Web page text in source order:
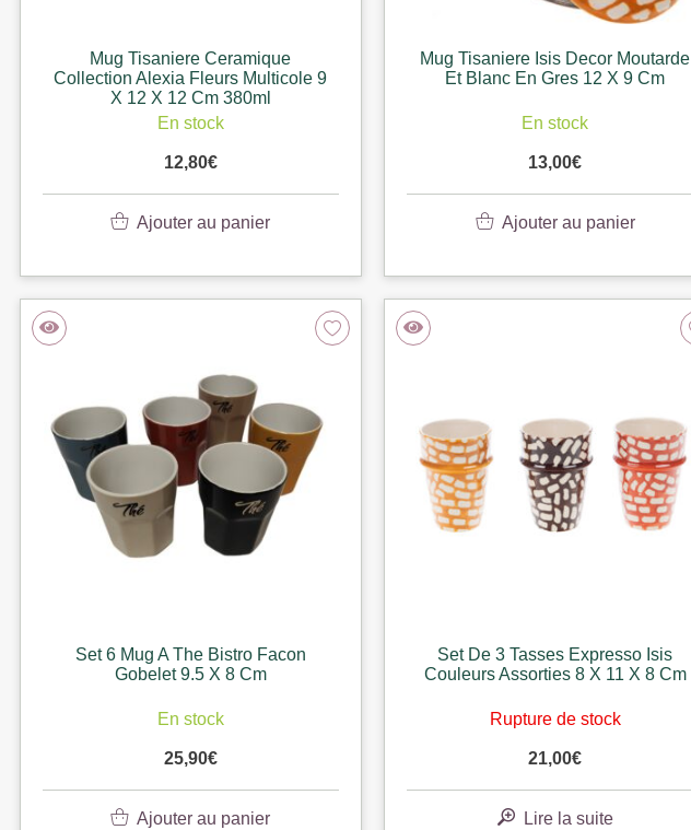
Mug Tisaniere Ceramique
Collection Alexia Fleurs Multicole 9
X 12 X 12 Cm 380ml
En stock
12,80€
Ajouter au panier
Mug Tisaniere Isis Decor Moutarde
Et Blanc En Gres 12 X 9 Cm
En stock
13,00€
Ajouter au panier
Set 6 Mug A The Bistro Facon
Gobelet 9.5 X 8 Cm
En stock
25,90€
Ajouter au panier
Set De 3 Tasses Expresso Isis
Couleurs Assorties 8 X 11 X 8 Cm
Rupture de stock
21,00€
Lire la suite